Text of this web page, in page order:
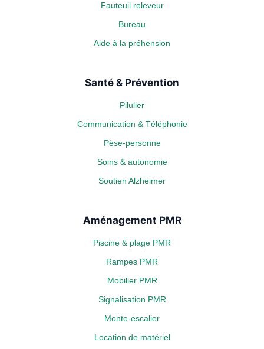
Fauteuil releveur
Bureau
Aide à la préhension
Santé & Prévention
Pilulier
Communication & Téléphonie
Pèse-personne
Soins & autonomie
Soutien Alzheimer
Aménagement PMR
Piscine & plage PMR
Rampes PMR
Mobilier PMR
Signalisation PMR
Monte-escalier
Location de matériel